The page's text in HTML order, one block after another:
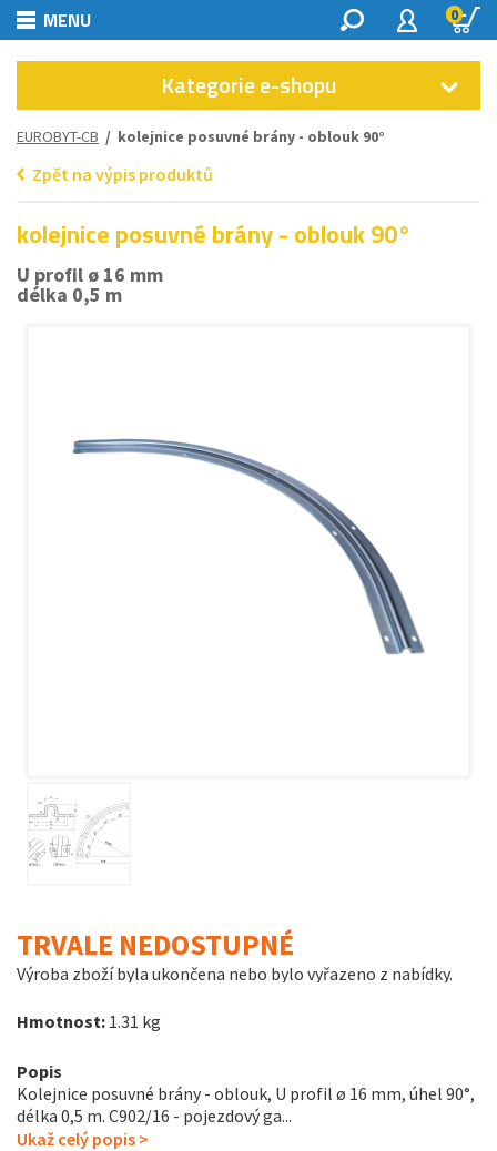
MENU 0
Kategorie e-shopu
EUROBYT-CB / kolejnice posuvné brány - oblouk 90°
Zpět na výpis produktů
kolejnice posuvné brány - oblouk 90°
U profil ø 16 mm
délka 0,5 m
TRVALE NEDOSTUPNÉ
Výroba zboží byla ukončena nebo bylo vyřazeno z nabídky.
Hmotnost: 1.31 kg
Popis
Kolejnice posuvné brány - oblouk, U profil ø 16 mm, úhel 90°,
délka 0,5 m. C902/16 - pojezdový ga...
Ukaž celý popis >